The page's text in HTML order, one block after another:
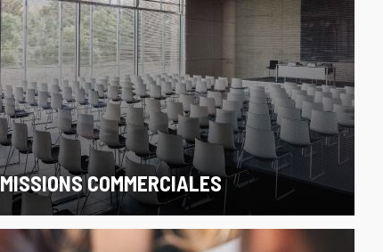
MISSIONS COMMERCIALES